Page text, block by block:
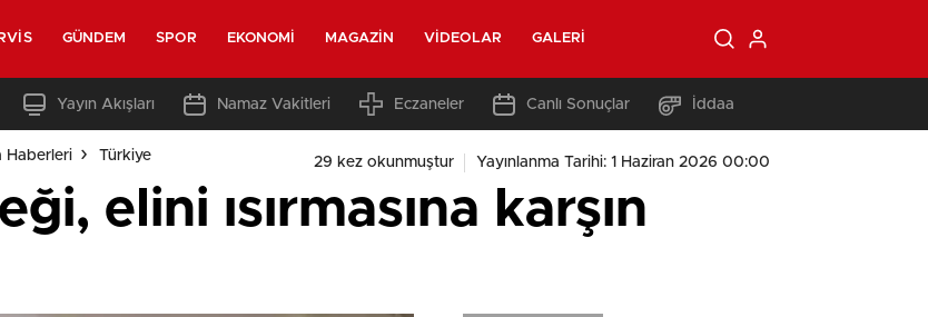
GÜNDEM SPOR EKONOMI MAGAZIN VIDEOLAR GALERI
Yayın Akışları Namaz Vakitleri Eczaneler Canlı Sonuçlar İddaa
Haberleri Türkiye 29 kez okunmuştur Yayınlanma Tarihi: 1 Haziran 2026 00:00
elini ısırmasına karşın